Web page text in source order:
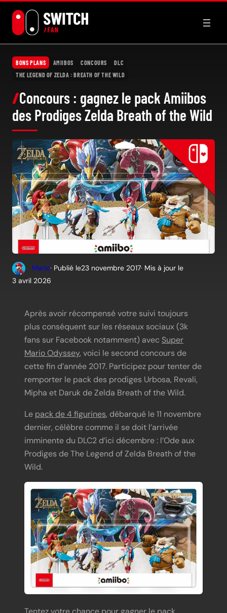
contenu
BONS PLANS AMIIBOS CONCOURS
DLC
THE LEGEND OF ZELDA : BREATH OF THE WILD
Concours : gagnez le pack Amiibos
des Prodiges Zelda Breath of the Wild
Mario· Publié le23 novembre 2017· Mis à jour le
3 avril 2026
Après avoir récompensé votre suivi toujours
plus conséquent sur les réseaux sociaux (3k
fans sur Facebook notamment) avec Super
Mario Odyssey, voici le second concours de
cette fin d’année 2017. Participez pour tenter de
remporter le pack des prodiges Urbosa, Revali,
Mipha et Daruk de Zelda Breath of the Wild.
Le pack de 4 figurines, débarqué le 11 novembre
dernier, célèbre comme il se doit l’arrivée
imminente du DLC2 d’ici décembre : l’Ode aux
Prodiges de The Legend of Zelda Breath of the
Wild.